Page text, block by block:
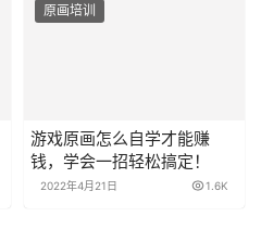
原画培训
游戏原画怎么自学才能赚
钱，学会一招轻松搞定！
2022年4月21日 1.6K